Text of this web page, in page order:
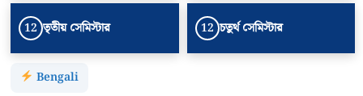
12 তৃতীয় সেমিস্টার 12 চতুর্থ সেমিস্টার
Bengali